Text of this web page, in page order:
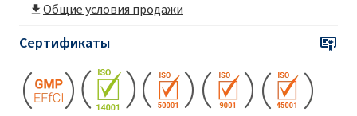
Общие условия продажи
СертификатыC14 Laureth Sulfate)
SULFOROKAnol® L430/1 (Sodium C12-C14
Laureth Sulfate)